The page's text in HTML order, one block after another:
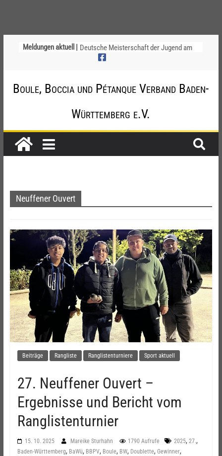
Meldungen aktuell |
Ligapokal Mittelbaden
Deutsche Meisterschaft der Jugend am
12. / 13. September 2026 – die
am 20.09.2026
2026
Chinesische Austauschüler*innen im 10.
Jahr beim TSV Badenia Feudenheim
Boule, Boccia und Pétanque Verband Baden-
Württemberg e.V.
Neuffener Ouvert
Beiträge Rangliste Ranglistenturniere Sport aktuell
27. Neuffener Ouvert –
Ergebnisse und Bericht vom
Ranglistenturnier
15. 10. 2025 Mareike Sturhahn 1790 Aufrufe 2025, 27.,
Baden-Württemberg, BaWü, BBPV, Boule, BW, Doublette, Gewinner,